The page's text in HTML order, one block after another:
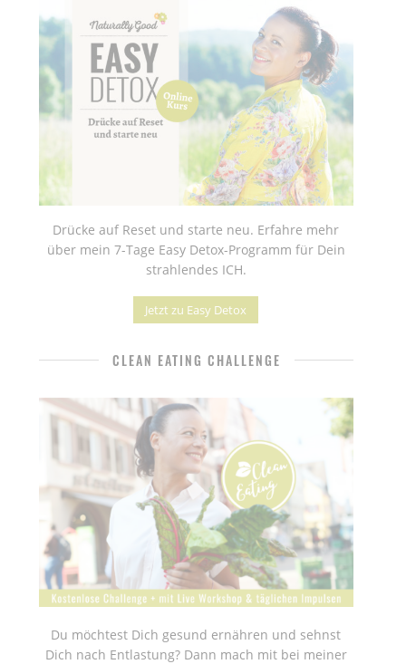
Drücke auf Reset und starte neu. Erfahre mehr
über mein 7-Tage Easy Detox-Programm für Dein
strahlendes ICH.
Jetzt zu Easy Detox
CLEAN EATING CHALLENGE
Du möchtest Dich gesund ernähren und sehnst
Dich nach Entlastung? Dann mach mit bei meiner